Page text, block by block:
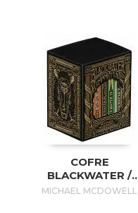
COFRE
BLACKWATER /
BLACKWATER
MICHAEL MCDOWELL